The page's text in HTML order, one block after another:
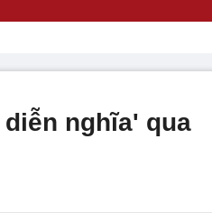
nghĩa' qua